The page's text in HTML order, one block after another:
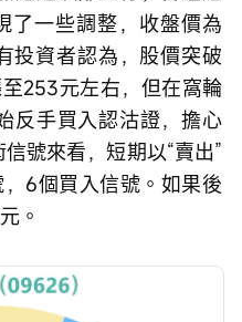
了一些調整，收盤價為
投資者認為，股價突破
253元左右，但在窩輪
反手買入認沽證，擔心
號來看，短期以“賣出”
6個買入信號。如果後
。